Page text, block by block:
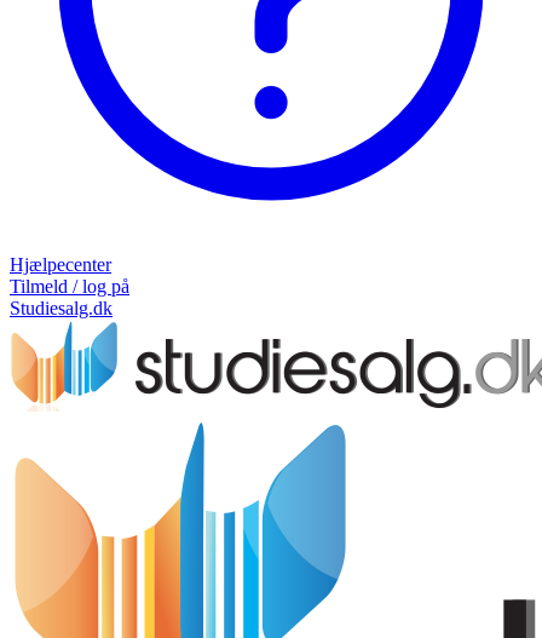
Hjælpecenter
Tilmeld / log på
Studiesalg.dk